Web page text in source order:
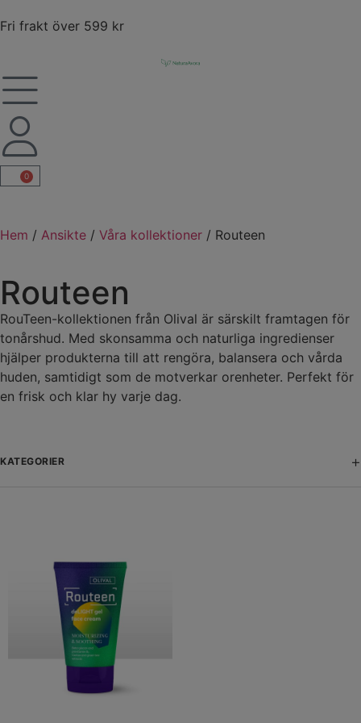
Fri frakt över 599 kr
0
Hem / Ansikte / Våra kollektioner / Routeen
Routeen
RouTeen-kollektionen från Olival är särskilt framtagen för
tonårshud. Med skonsamma och naturliga ingredienser
hjälper produkterna till att rengöra, balansera och vårda
huden, samtidigt som de motverkar orenheter. Perfekt för
en frisk och klar hy varje dag.
KATEGORIER +